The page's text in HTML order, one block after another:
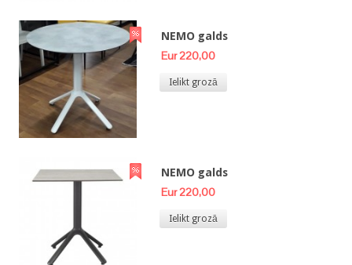
NEMO galds
Eur 220,00
Ielikt grozā
NEMO galds
Eur 220,00
Ielikt grozā